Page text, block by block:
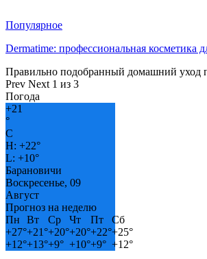
Популярное
Dermatime: профессиональная
Правильно подобранный домашний уход
Prev Next 1 из 3
Погода
+21
°
C
H: +22°
L: +10°
Барановичи
Воскресенье, 09
Август
Прогноз на неделю
Пн
Вт Ср Чт Пт
Сб
+27°+21°+20°+20°+22°+25°
+12°+13°+9° +10°+9° +12°